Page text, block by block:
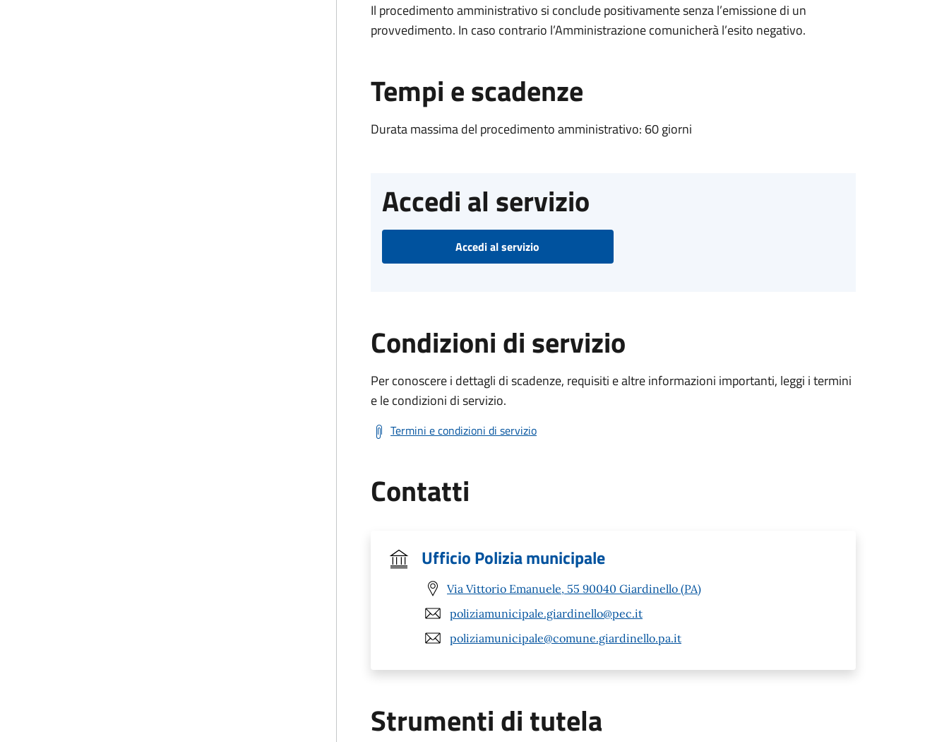
Il procedimento amministrativo si conclude positivamente senza l’emissione di un
provvedimento. In caso contrario l’Amministrazione comunicherà l’esito negativo.
Tempi e scadenze
Durata massima del procedimento amministrativo: 60 giorni
Accedi al servizio
Accedi al servizio
Condizioni di servizio
Per conoscere i dettagli di scadenze, requisiti e altre informazioni importanti, leggi i termini
e le condizioni di servizio.
Termini e condizioni di servizio
Contatti
Ufficio Polizia municipale
Via Vittorio Emanuele, 55 90040 Giardinello (PA)
poliziamunicipale.giardinello@pec.it
poliziamunicipale@comune.giardinello.pa.it
Strumenti di tutela